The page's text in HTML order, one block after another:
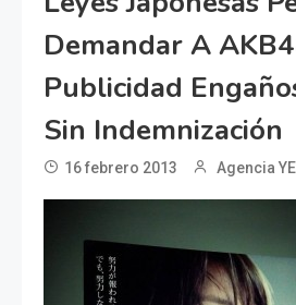
Demandar A
Publicidad
Sin Indemnización
16 febrero 2013 Agencia